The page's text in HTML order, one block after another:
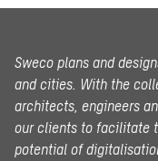
Sweco plans and
and cities. With the
architects, engineers
our clients to facilitate
potential of